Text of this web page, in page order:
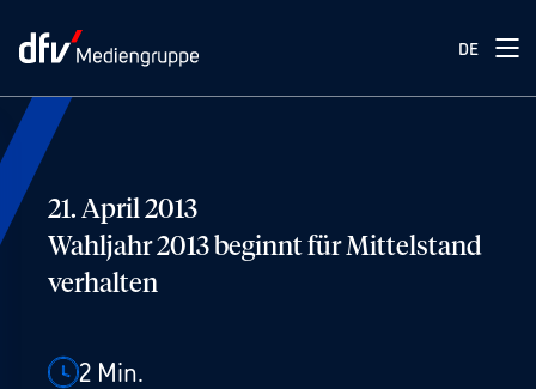
DE
21. April 2013
Wahljahr 2013 beginnt für Mittelstand
verhalten
2 Min.